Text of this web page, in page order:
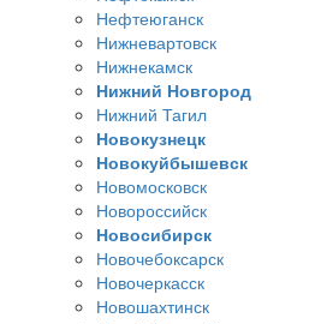
Нефтеюганск
Нижневартовск
Нижнекамск
Нижний Новгород
Нижний Тагил
Новокузнецк
Новокуйбышевск
Новомосковск
Новороссийск
Новосибирск
Новочебоксарск
Новочеркасск
Новошахтинск